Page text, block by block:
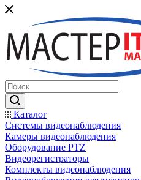
Каталог
Системы видеонаблюдения
Камеры видеонаблюдения
Оборудование PTZ
Видеорегистраторы
Комплекты видеонаблюдения